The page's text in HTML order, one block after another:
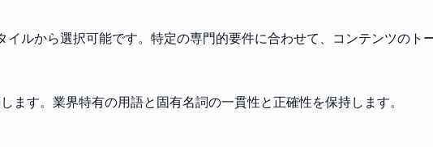
ルから選択可能です。特定の専門的要件に合わせて、コンテンツのト
す。業界特有の用語と固有名詞の一貫性と正確性を保持します。